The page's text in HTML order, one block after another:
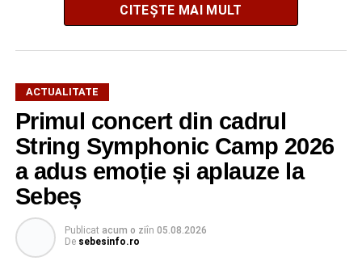
După două ediții organizate în Parcul Arini, competiția se
mută într-un nou decor, oferind participanților ocazia de a
concura într-un cadru natural deosebit. Evenimentul este
destinat copiilor și adolescenților cu vârste cuprinse între
5 și 18 ani, iar participarea este gratuită.
Organizatorii au pregătit trasee adaptate fiecărei categorii
de vârstă, astfel încât competiția să fie accesibilă atât
CITEȘTE MAI MULT
ACTUALITATE
Primul concert din cadrul
String Symphonic Camp 2026
a adus emoție și aplauze la
Sebeș
Publicat acum o ziîn 05.08.2026
De sebesinfo.ro